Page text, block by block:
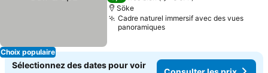
Choix populaire
Söke
Cadre naturel immersif avec des vues
panoramiques
Sélectionnez des dates pour voir